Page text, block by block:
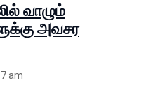
வாழும்
அவசர
am